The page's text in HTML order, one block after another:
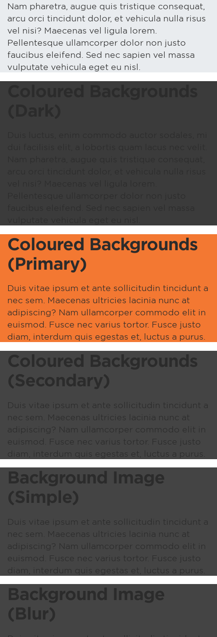
Nam pharetra, augue quis tristique consequat,
arcu orci tincidunt dolor, et vehicula nulla risus
vel nisi? Maecenas vel ligula lorem.
Pellentesque ullamcorper dolor non justo
faucibus eleifend. Sed nec sapien vel massa
vulputate vehicula eget eu nisl.
Coloured Backgrounds
(Primary)
Duis vitae ipsum et ante sollicitudin tincidunt a
nec sem. Maecenas ultricies lacinia nunc at
adipiscing? Nam ullamcorper commodo elit in
euismod. Fusce nec varius tortor. Fusce justo
diam, interdum quis egestas et, luctus a purus.
Coloured Backgrounds
(Secondary)
Duis vitae ipsum et ante sollicitudin tincidunt a
nec sem. Maecenas ultricies lacinia nunc at
adipiscing? Nam ullamcorper commodo elit in
euismod. Fusce nec varius tortor. Fusce justo
diam, interdum quis egestas et, luctus a purus.
Background Image
(Simple)
Duis vitae ipsum et ante sollicitudin tincidunt a
nec sem. Maecenas ultricies lacinia nunc at
adipiscing? Nam ullamcorper commodo elit in
euismod. Fusce nec varius tortor. Fusce justo
diam, interdum quis egestas et, luctus a purus.
Background Image
(Blur)